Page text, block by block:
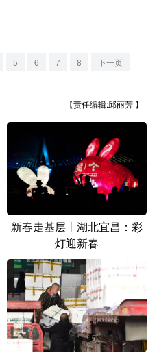
河北 山西
福建 江西
湖北 湖南
海南 重庆
青海 宁夏
黑龙江
Français عربى
5 6 7 8 下一页
【责任编辑:邱丽芳 】
新春走基层丨湖北宜昌：彩
灯迎新春